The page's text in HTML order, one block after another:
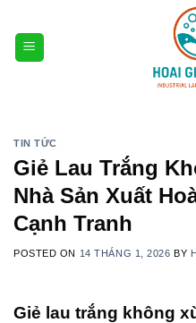
content
TIN TỨC
Giẻ Lau Trắng
Nhà Sản Xuất
Cạnh Tranh
POSTED ON 14 THÁNG 1, 2026 BY
Giẻ lau trắng không